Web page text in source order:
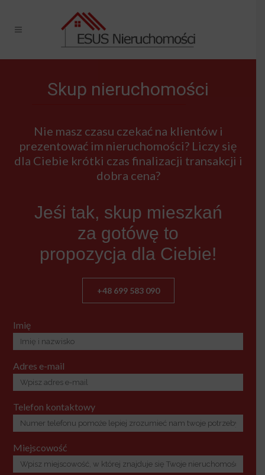
Skup nieruchomości
Nie masz czasu czekać na klientów i
prezentować im nieruchomości? Liczy się
dla Ciebie krótki czas finalizacji transakcji i
dobra cena?
Jeśi tak, skup mieszkań
za gotówę to
propozycja dla Ciebie!
+48 699 583 090
Imię
Adres e-mail
Telefon kontaktowy
Miejscowość